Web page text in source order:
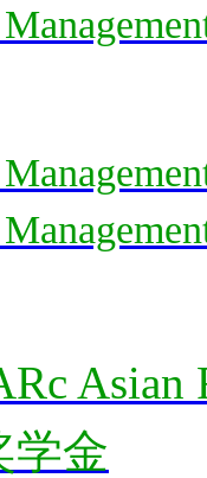
Asian
学金